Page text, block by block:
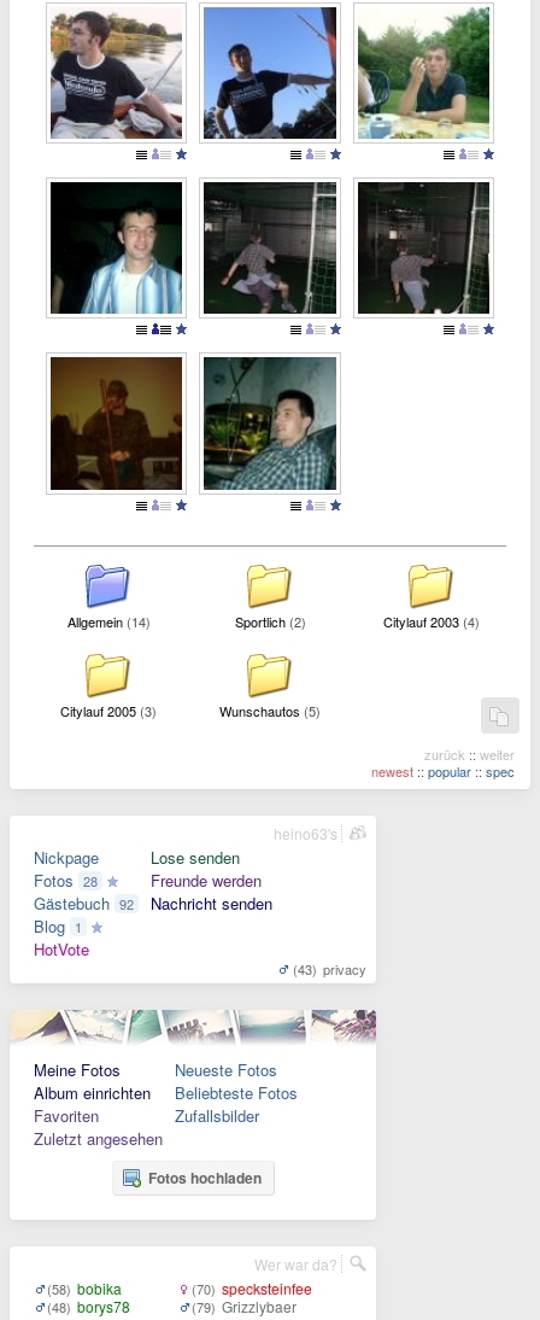
Allgemein (14) Sportlich (2) Citylauf 2003 (4)
Citylauf 2005 (3) Wunschautos (5)
zurück :: weiter
newest :: popular :: spec
Nickpage
Fotos 28
Gästebuch 92
Blog 1
HotVote
Lose senden
Freunde werden
Nachricht senden
(43) privacy
heino63's
Meine Fotos
Album einrichten
Favoriten
Zuletzt angesehen
Neueste Fotos
Beliebteste Fotos
Zufallsbilder
Fotos hochladen
(58) bobika
(48) borys78
(70) specksteinfee
(79) Grizzlybaer
Wer war da?